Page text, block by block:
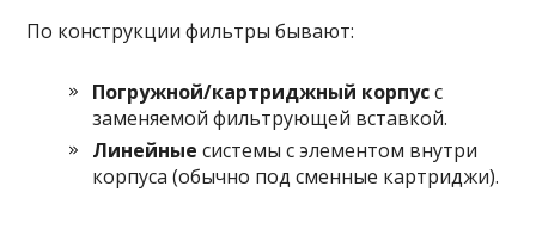
По конструкции фильтры бывают:
Погружной/картриджный корпусс
заменяемой фильтрующей вставкой.
Линейные системы с элементом внутри
корпуса (обычно под сменные картриджи).